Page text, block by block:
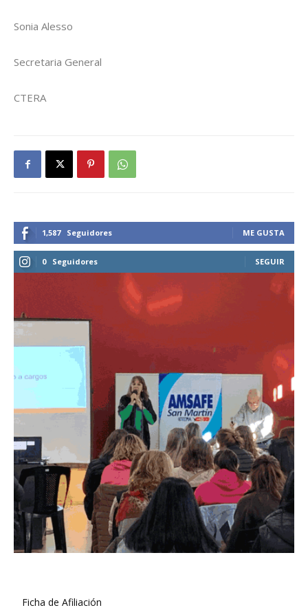
Sonia Alesso
Secretaria General
CTERA
1,587 Seguidores ME GUSTA
0 Seguidores SEGUIR
Ficha de Afiliación